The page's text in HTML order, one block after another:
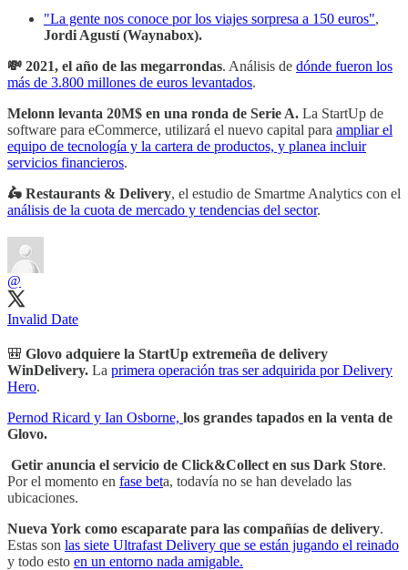
"La gente nos conoce por los viajes sorpresa a 150 euros",
Jordi Agustí (Waynabox).
💸 2021, el año de las megarrondas. Análisis de dónde fueron los
más de 3.800 millones de euros levantados.
Melonn levanta 20M$ en una ronda de Serie A. La StartUp de
software para eCommerce, utilizará el nuevo capital para ampliar el
equipo de tecnología y la cartera de productos, y planea incluir
servicios financieros.
🛵 Restaurants & Delivery, el estudio de Smartme Analytics con el
análisis de la cuota de mercado y tendencias del sector.
@
Invalid Date
🎒 Glovo adquiere la StartUp extremeña de delivery
WinDelivery. La primera operación tras ser adquirida por Delivery
Hero.
Pernod Ricard y Ian Osborne, los grandes tapados en la venta de
Glovo.
Getir anuncia el servicio de Click&Collect en sus Dark Store.
Por el momento en fase beta, todavía no se han develado las
ubicaciones.
Nueva York como escaparate para las compañías de delivery.
Estas son las siete Ultrafast Delivery que se están jugando el reinado
y todo esto en un entorno nada amigable.